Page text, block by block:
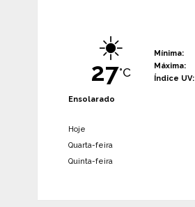
☀️
27°C
Mínima:
Máxima:
Índice UV:
Ensolarado
Hoje
Quarta-feira
Quinta-feira